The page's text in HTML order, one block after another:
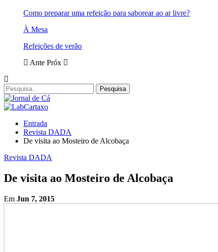
Como preparar uma refeição para saborear ao ar livre?
À Mesa
Refeições de verão
Ante Próx
Entrada
Revista DADA
De visita ao Mosteiro de Alcobaça
Revista DADA
De visita ao Mosteiro de Alcobaça
Em Jun 7, 2015